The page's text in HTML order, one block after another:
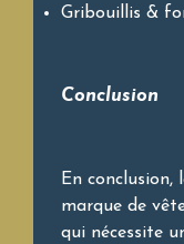
Gribouillis &
Conclusion
En conclusion,
marque de
qui nécessite